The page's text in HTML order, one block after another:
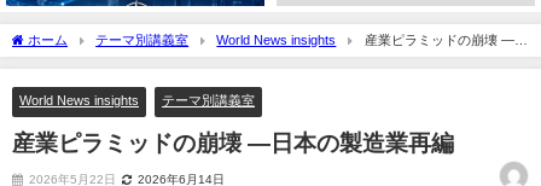
ホーム テーマ別講義室 World News insights
産業ピラミッドの崩壊 ―日
本の製造業再編
World News insights テーマ別講義室
産業ピラミッドの崩壊 ―日本の製造業再編
2026年5月22日 2026年6月14日